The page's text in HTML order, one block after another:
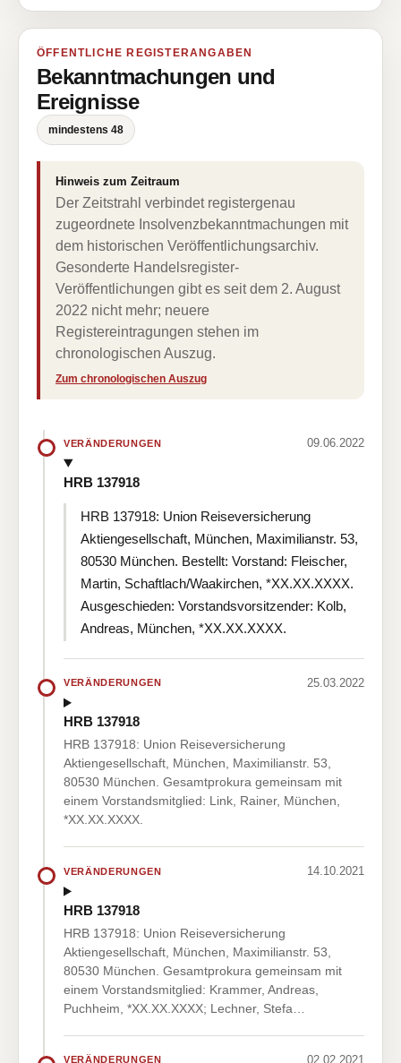
ÖFFENTLICHE REGISTERANGABEN
Bekanntmachungen und
Ereignisse
mindestens 48
Hinweis zum Zeitraum
Der Zeitstrahl verbindet registergenau
zugeordnete Insolvenzbekanntmachungen mit
dem historischen Veröffentlichungsarchiv.
Gesonderte Handelsregister-
Veröffentlichungen gibt es seit dem 2. August
2022 nicht mehr; neuere
Registereintragungen stehen im
chronologischen Auszug.
Zum chronologischen Auszug
VERÄNDERUNGEN 09.06.2022
HRB 137918
HRB 137918: Union Reiseversicherung
Aktiengesellschaft, München, Maximilianstr. 53,
80530 München. Bestellt: Vorstand: Fleischer,
Martin, Schaftlach/Waakirchen, *XX.XX.XXXX.
Ausgeschieden: Vorstandsvorsitzender: Kolb,
Andreas, München, *XX.XX.XXXX.
VERÄNDERUNGEN 25.03.2022
HRB 137918
HRB 137918: Union Reiseversicherung
Aktiengesellschaft, München, Maximilianstr. 53,
80530 München. Gesamtprokura gemeinsam mit
einem Vorstandsmitglied: Link, Rainer, München,
*XX.XX.XXXX.
VERÄNDERUNGEN 14.10.2021
HRB 137918
HRB 137918: Union Reiseversicherung
Aktiengesellschaft, München, Maximilianstr. 53,
80530 München. Gesamtprokura gemeinsam mit
einem Vorstandsmitglied: Krammer, Andreas,
Puchheim, *XX.XX.XXXX; Lechner, Stefa…
VERÄNDERUNGEN 02.02.2021